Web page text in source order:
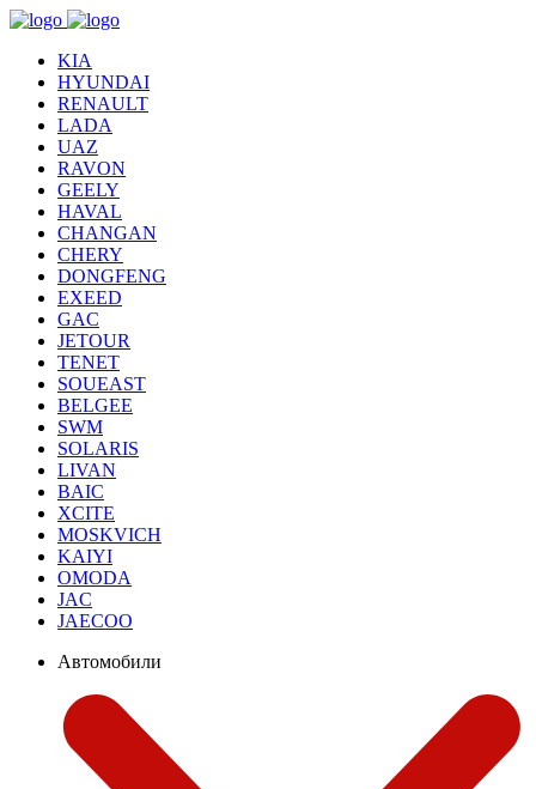
KIA
HYUNDAI
RENAULT
LADA
UAZ
RAVON
GEELY
HAVAL
CHANGAN
CHERY
DONGFENG
EXEED
GAC
JETOUR
TENET
SOUEAST
BELGEE
SWM
SOLARIS
LIVAN
BAIC
XCITE
MOSKVICH
KAIYI
OMODA
JAC
JAECOO
Автомобили